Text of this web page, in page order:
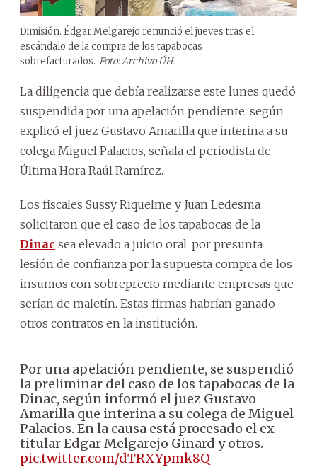
Dimisión. Édgar Melgarejo renunció el jueves tras el
escándalo de la compra de los tapabocas
sobrefacturados. Foto: Archivo ÚH.
La diligencia que debía realizarse este lunes quedó
suspendida por una apelación pendiente, según
explicó el juez Gustavo Amarilla que interina a su
colega Miguel Palacios, señala el periodista de
Última Hora Raúl Ramírez.
Los fiscales Sussy Riquelme y Juan Ledesma
solicitaron que el caso de los tapabocas de la
Dinac sea elevado a juicio oral, por presunta
lesión de confianza por la supuesta compra de los
insumos con sobreprecio mediante empresas que
serían de maletín. Estas firmas habrían ganado
otros contratos en la institución.
Por una apelación pendiente, se suspendió
la preliminar del caso de los tapabocas de la
Dinac, según informó el juez Gustavo
Amarilla que interina a su colega de Miguel
Palacios. En la causa está procesado el ex
titular Edgar Melgarejo Ginard y otros.
pic.twitter.com/dTRXYpmk8Q